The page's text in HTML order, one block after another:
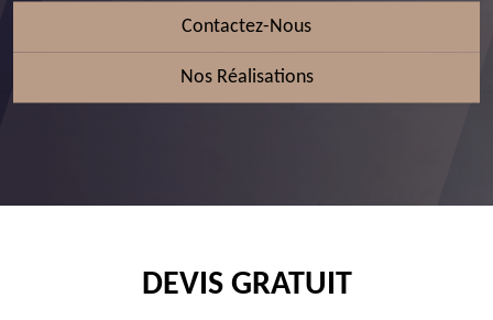
Contactez-Nous
Nos Réalisations
DEVIS GRATUIT